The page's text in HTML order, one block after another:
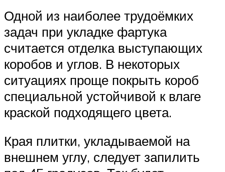
Одной из наиболее трудоёмких
задач при укладке фартука
считается отделка выступающих
коробов и углов. В некоторых
ситуациях проще покрыть короб
специальной устойчивой к влаге
краской подходящего цвета.
Края плитки, укладываемой на
внешнем углу, следует запилить